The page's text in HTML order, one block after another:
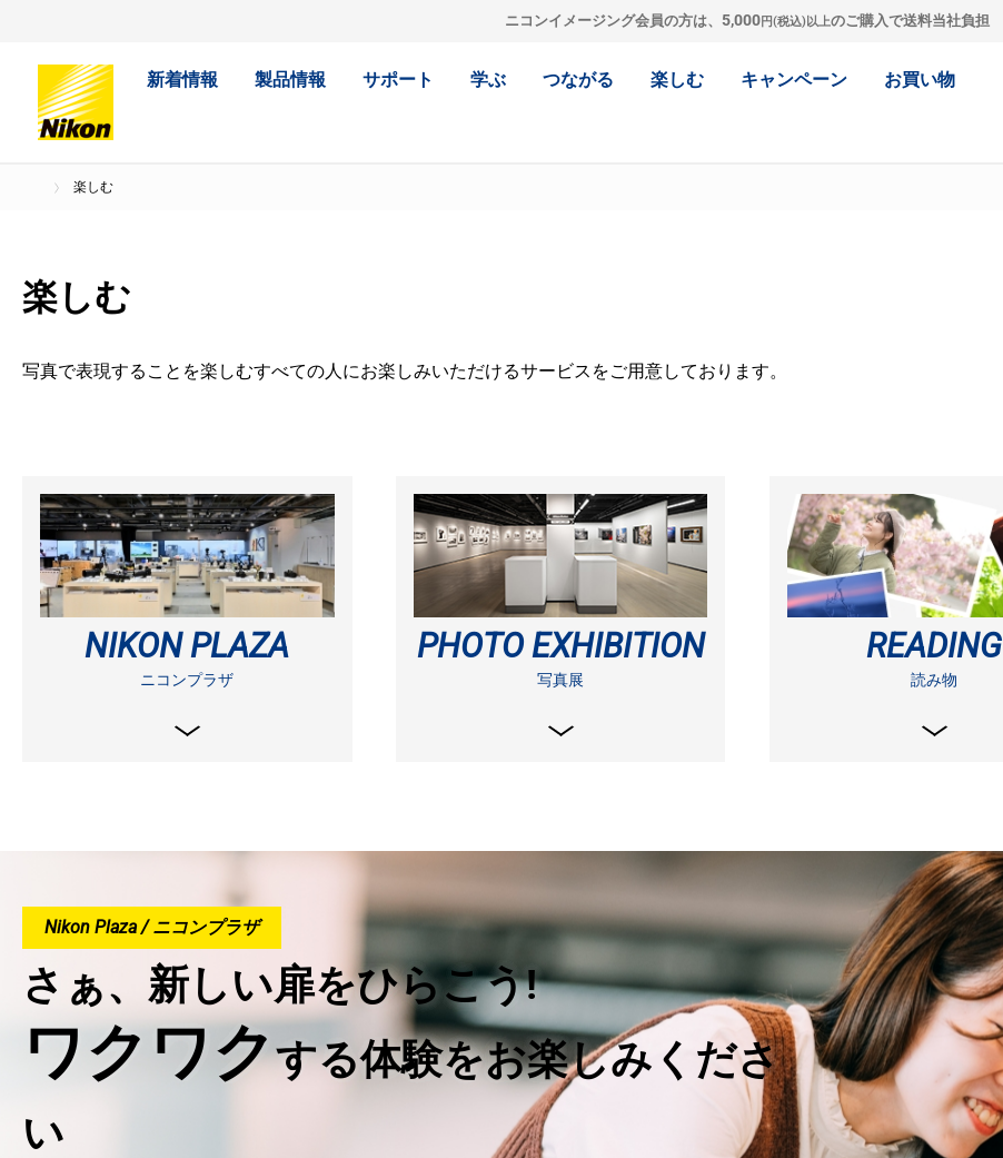
ニコンイメージング会員の方は、 5,000円(税込)以上のご購入で送料当社負担
新着情報 製品情報 サポート 学ぶ つながる 楽しむ キャンペーン お買い物
楽しむ
楽しむ
写真で表現することを楽しむすべての人にお楽しみいただけるサービスをご用意しております。
NIKON PLAZA
ニコンプラザ
PHOTO EXHIBITION
写真展
READING
読み物
Nikon Plaza / ニコンプラザ
さぁ、新しい扉をひらこう!
ワクワクする体験をお楽しみくださ
い